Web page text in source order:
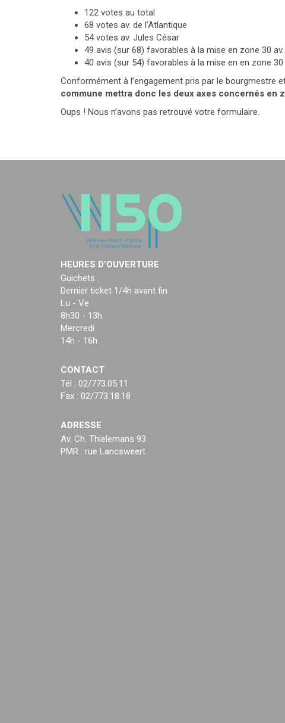
122 votes au total
68 votes av. de l’Atlantique
54 votes av. Jules César
49 avis (sur 68) favorables à la mise en zone 30 av.
40 avis (sur 54) favorables à la mise en en zone
Conformément à l’engagement pris par le bourgmestre
commune mettra donc les deux axes concernés en
Oups ! Nous n’avons pas retrouvé votre formulaire.
HEURES D’OUVERTURE
Guichets :
Dernier ticket 1/4h avant fin
Lu - Ve
8h30 - 13h
Mercredi
14h - 16h
CONTACT
Tél : 02/773.05.11
Fax : 02/773.18.18
ADRESSE
Av. Ch. Thielemans 93
PMR : rue Lancsweert